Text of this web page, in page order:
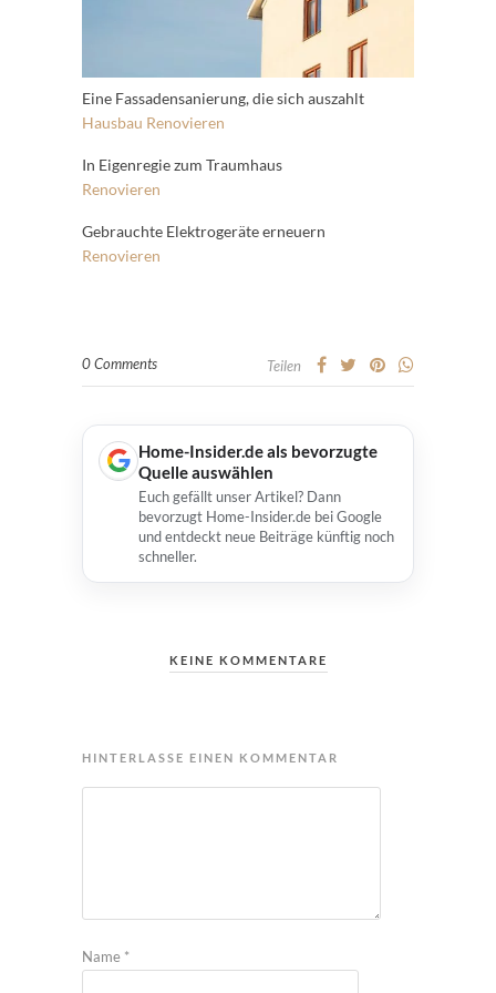
Eine Fassadensanierung, die sich auszahlt
Hausbau Renovieren
In Eigenregie zum Traumhaus
Renovieren
Gebrauchte Elektrogeräte erneuern
Renovieren
0 Comments Teilen
Home-Insider.de als bevorzugte
Quelle auswählen
Euch gefällt unser Artikel? Dann
bevorzugt Home-Insider.de bei Google
und entdeckt neue Beiträge künftig noch
schneller.
KEINE KOMMENTARE
HINTERLASSE EINEN KOMMENTAR
Name *